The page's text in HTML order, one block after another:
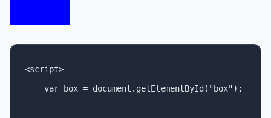
<script>
    var box = document.getElementById("box");